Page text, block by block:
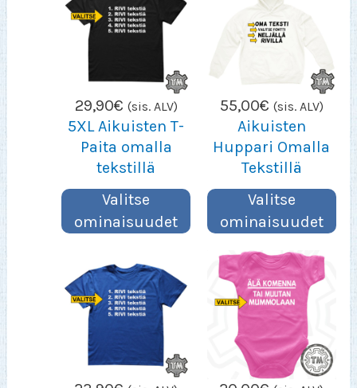
29,90€ (sis. ALV)
5XL Aikuisten T-
Paita omalla
tekstillä
Valitse
ominaisuudet
55,00€ (sis. ALV)
Aikuisten
Huppari Omalla
Tekstillä
Valitse
ominaisuudet